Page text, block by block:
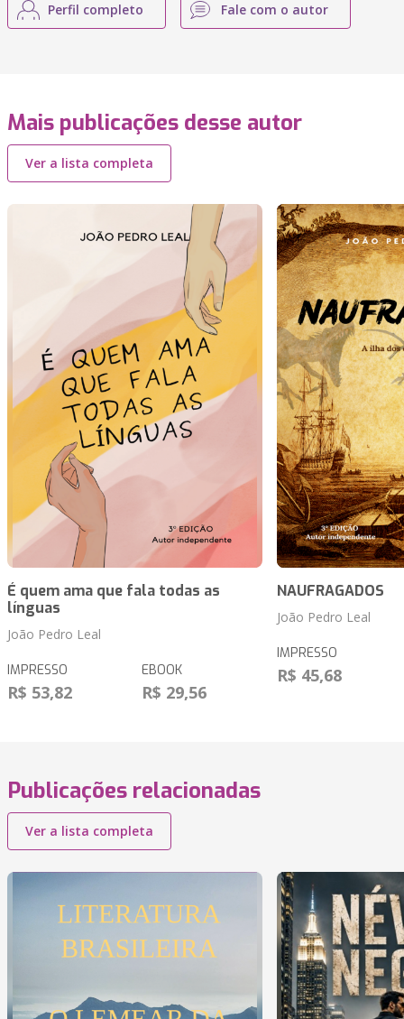
Perfil completo Fale com o autor
Mais publicações desse autor
Ver a lista completa
É quem ama que fala todas as
línguas
João Pedro Leal
IMPRESSO
R$ 53,82
EBOOK
R$ 29,56
NAUFRAGADOS
João Pedro Leal
IMPRESSO
R$ 45,68
Publicações relacionadas
Ver a lista completa